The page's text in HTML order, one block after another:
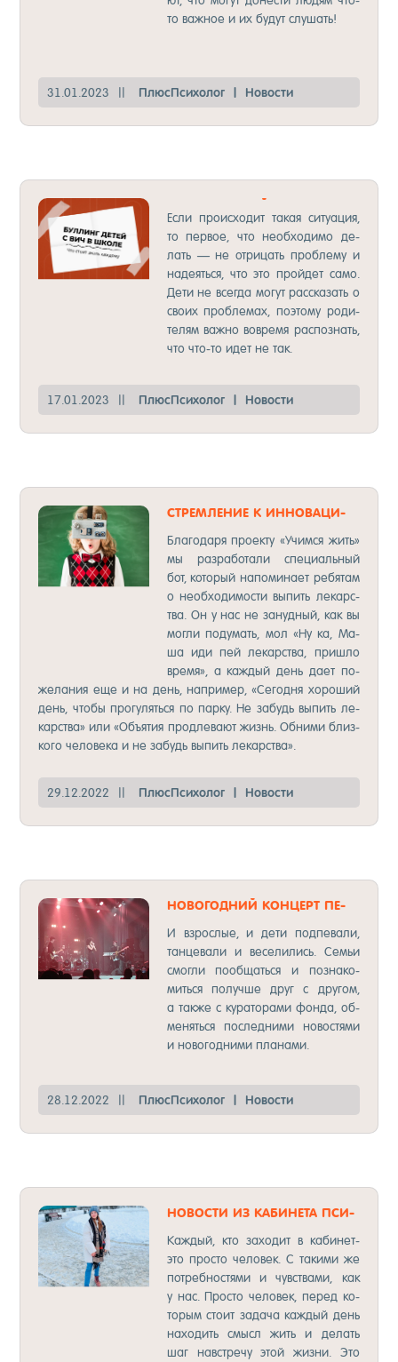
то важ­ное и их бу­дут слу­шать!
31.01.2023 Плюс­Пси­хо­лог | Но­вос­ти
Ес­ли про­ис­хо­дит та­кая си­ту­ация,
то пер­вое, что не­об­хо­ди­мо де­
лать — не от­ри­цать проб­ле­му и
на­де­ять­ся, что это прой­дет са­мо.
Де­ти не всег­да мо­гут рас­ска­зать о
сво­их проб­ле­мах, по­это­му ро­ди­
те­лям важ­но вов­ре­мя рас­поз­нать,
что что-то идет не так.
17.01.2023 Плюс­Пси­хо­лог | Но­вос­ти
СТРЕМ­ЛЕ­НИЕ К ИН­НО­ВАЦИ­
Бла­го­да­ря про­ек­ту «Учим­ся жить»
мы раз­ра­бо­та­ли спе­ци­аль­ный
бот, ко­то­рый на­по­ми­на­ет ре­бя­там
о не­об­хо­ди­мос­ти вы­пить ле­карс­
тва. Он у нас не за­нуд­ный, как вы
мог­ли по­ду­мать, мол «Ну ка, Ма­
ша иди пей ле­карс­тва, приш­ло
вре­мя», а каж­дый день да­ет по­
же­ла­ния еще и на день, нап­ри­мер, «Се­год­ня хо­ро­ший
день, что­бы про­гу­лять­ся по пар­ку. Не за­будь вы­пить ле­
карс­тва» или «Объ­ятия прод­ле­ва­ют жизнь. Об­ни­ми близ­
ко­го че­ло­ве­ка и не за­будь вы­пить ле­карс­тва».
29.12.2022 Плюс­Пси­хо­лог | Но­вос­ти
НО­ВОГОД­НИЙ КОН­ЦЕРТ ПЕ­
И взрос­лые, и де­ти под­пе­ва­ли,
тан­це­ва­ли и ве­се­ли­лись. Семьи
смог­ли по­об­щать­ся и поз­на­ко­
мить­ся по­луч­ше друг с дру­гом,
а так­же с ку­ра­то­ра­ми фон­да, об­
ме­нять­ся пос­лед­ни­ми но­вос­тя­ми
и но­во­год­ни­ми пла­на­ми.
28.12.2022 Плюс­Пси­хо­лог | Но­вос­ти
НО­ВОС­ТИ ИЗ КА­БИНЕ­ТА ПСИ­
Каж­дый, кто за­хо­дит в ка­би­нет-
это прос­то че­ло­век. С та­ки­ми же
пот­реб­нос­тя­ми и чувс­тва­ми, как
у нас. Прос­то че­ло­век, пе­ред ко­
то­рым сто­ит за­да­ча каж­дый день
на­хо­дить смысл жить и де­лать
шаг навс­тре­чу этой жиз­ни. Это